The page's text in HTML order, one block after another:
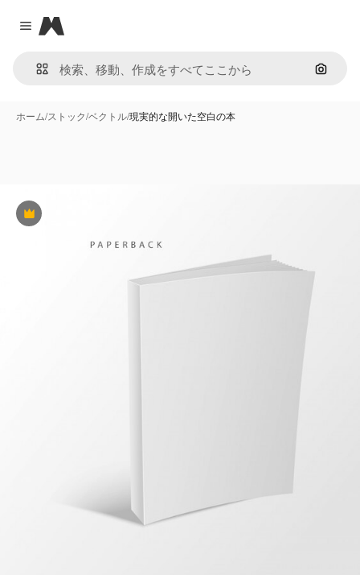
Close menu
Magnific
画像で
ホーム/ストック/ベクトル/現実的な開いた空白の本
Premium